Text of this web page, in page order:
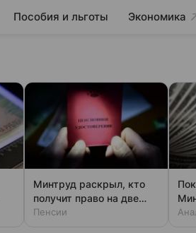
Пособия и льготы Экономика
Минтруд раскрыл, кто
получит право на две
пенсии
Пенсии